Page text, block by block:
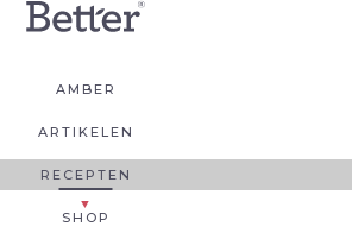
AMBER
ARTIKELEN
RECEPTEN
SHOP